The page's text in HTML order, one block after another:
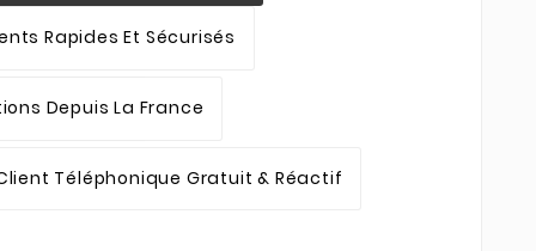
Rapides Et Sécurisés
Depuis La France
Téléphonique Gratuit & Réactif